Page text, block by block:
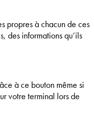
propres à chacun de ces
des informations qu’ils
à ce bouton même si
votre terminal lors de